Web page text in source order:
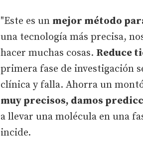
"Este es un mejor método
una tecnología más precisa,
hacer muchas cosas. Reduce
primera fase de investigación
clínica y falla. Ahorra un
muy precisos, damos
a llevar una molécula en una
incide.